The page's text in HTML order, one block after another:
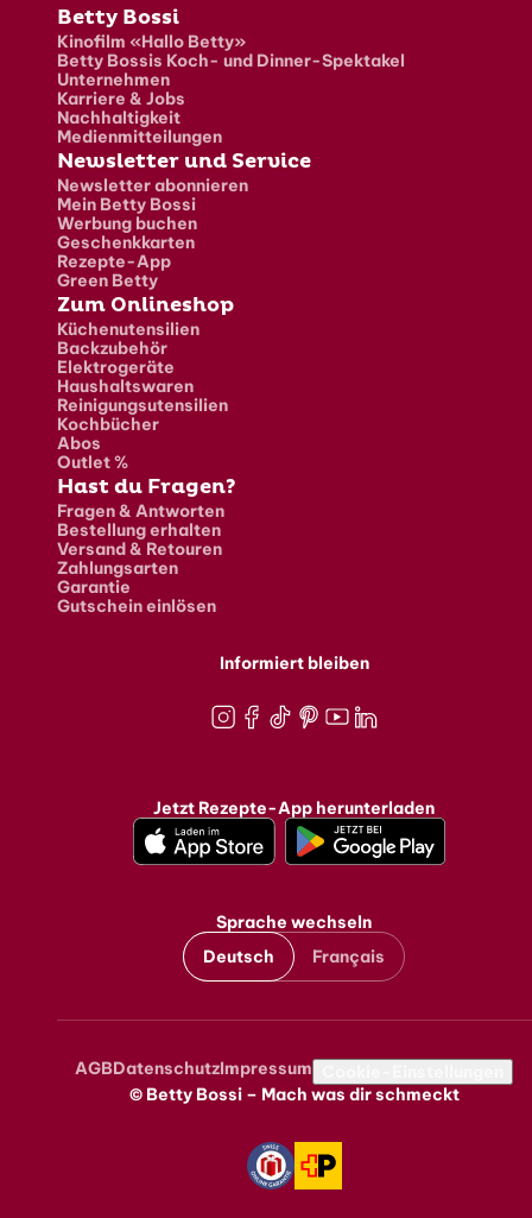
Fusszeile
Betty Bossi
Kinofilm «Hallo Betty»
Betty Bossis Koch- und Dinner-Spektakel
Unternehmen
Karriere & Jobs
Nachhaltigkeit
Medienmitteilungen
Newsletter und Service
Newsletter abonnieren
Mein Betty Bossi
Werbung buchen
Geschenkkarten
Rezepte-App
Green Betty
Zum Onlineshop
Küchenutensilien
Backzubehör
Elektrogeräte
Haushaltswaren
Reinigungsutensilien
Kochbücher
Abos
Outlet %
Hast du Fragen?
Fragen & Antworten
Bestellung erhalten
Versand & Retouren
Zahlungsarten
Garantie
Gutschein einlösen
Informiert bleiben
Jetzt Rezepte-App herunterladen
Sprache wechseln
Deutsch
Français
Metanavigation
AGBDatenschutzImpressum
© Betty Bossi – Mach was dir schmeckt